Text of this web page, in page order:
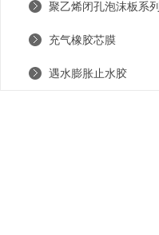
聚乙烯闭孔泡沫板系列
充气橡胶芯膜
遇水膨胀止水胶